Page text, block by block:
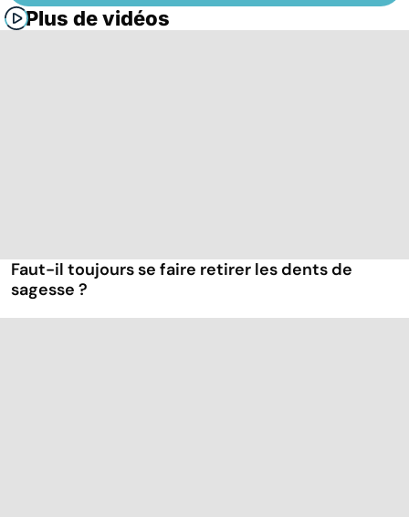
Plus de vidéos
Faut-il toujours se faire retirer les dents de
sagesse ?